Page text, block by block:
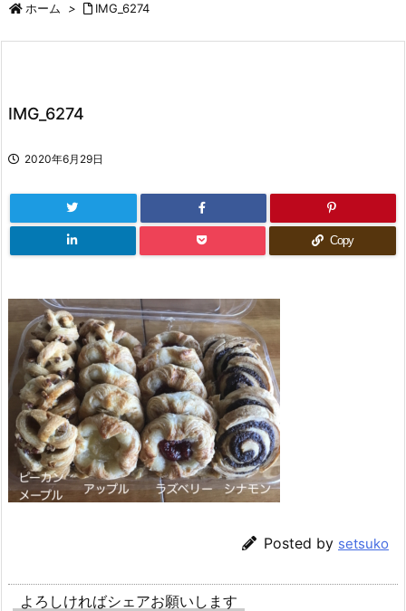
ホーム > IMG_6274
IMG_6274
2020年6月29日
Copy
Posted by setsuko
よろしければシェアお願いします